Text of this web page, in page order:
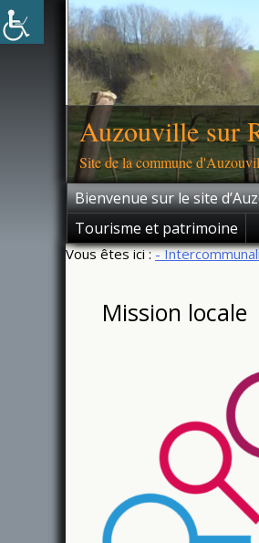
Skip
to
content
Auzouville sur
Site de la commune
Bienvenue sur le site
Tourisme et patrimoine
Vous êtes ici :-
Mission locale